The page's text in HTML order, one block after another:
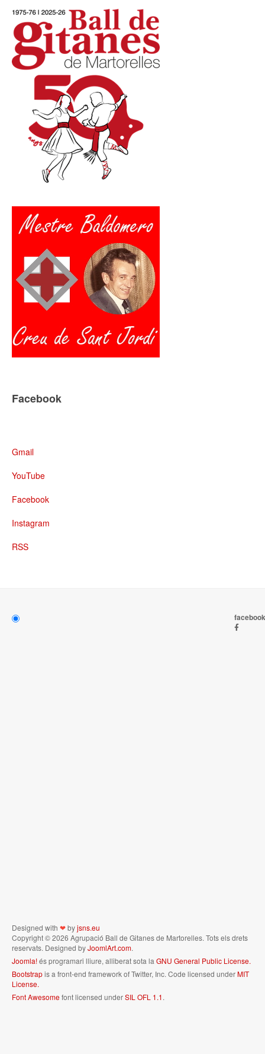
Facebook
Gmail
YouTube
Facebook
Instagram
RSS
facebook
Designed with ❤byjsns.eu
Copyright © 2026 Agrupació Ball de Gitanes de Martorelles. Tots els drets
reservats. Designed byJoomlArt.com.
Joomla!és programari lliure, alliberat sota la GNU General Public License.
Bootstrapis a front-end framework of Twitter, Inc. Code licensed underMIT
License.
Font Awesomefont licensed underSIL OFL 1.1.